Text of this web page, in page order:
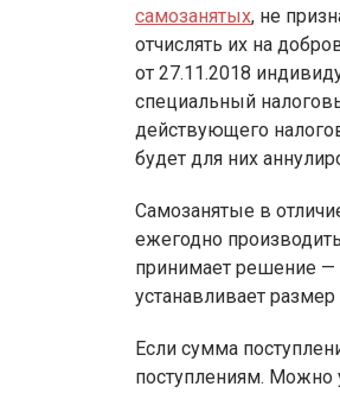
самозанятых, не
отчислять их на
от 27.11.2018
специальный
действующего
будет для них
Самозанятые в
ежегодно
принимает решение —
устанавливает
Если сумма
поступлениям. Можно